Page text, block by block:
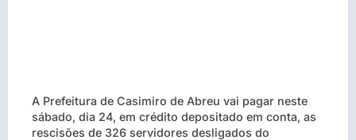
A Prefeitura de Casimiro de Abreu vai pagar neste
sábado, dia 24, em crédito depositado em conta, as
rescisões de 326 servidores desligados do